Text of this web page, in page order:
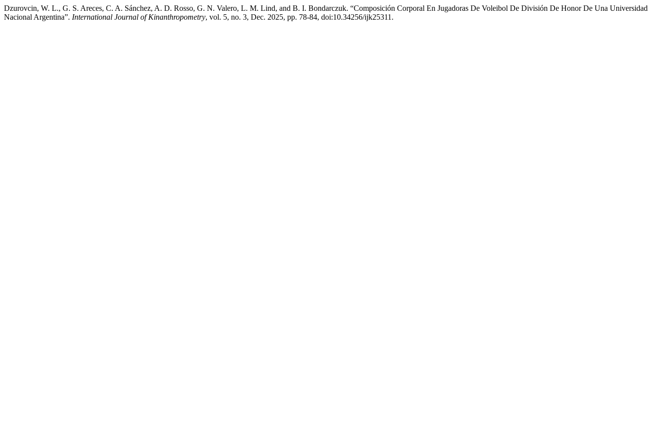
Dzurovcin, W. L., G. S. Areces, C. A. Sánchez, A. D. Rosso, G. N. Valero, L. M. Lind, and B. I. Bondarczuk. “Composición Corporal En Jugadoras De Voleibol De División De Honor De Una Universidad
Nacional Argentina”. International Journal of Kinanthropometry, vol. 5, no. 3, Dec. 2025, pp. 78-84, doi:10.34256/ijk25311.